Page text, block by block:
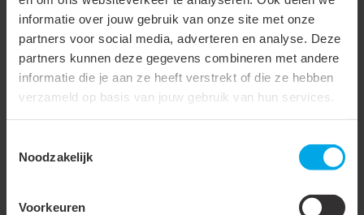
informatie over jouw gebruik van onze site met onze
partners voor social media, adverteren en analyse. Deze
partners kunnen deze gegevens combineren met andere
informatie die je aan ze heeft verstrekt of die ze hebben
verzameld op basis van jouw gebruik van hun services.
Noodzakelijk
Voorkeuren
Geschikt voor hoge
temperaturen (tot 650 °C)
Geschikt voor lakdraad
Geschikt voor ronde
geleider
Temperatuurbestendig tot